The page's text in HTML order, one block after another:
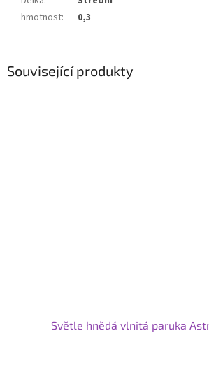
Související produkty
Světle hnědá vlnitá paruka
hmotnost: 0,3